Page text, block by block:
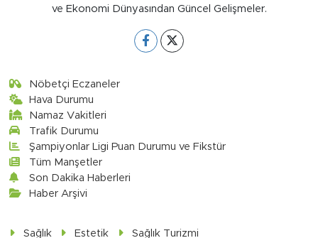
ve Ekonomi Dünyasından Güncel Gelişmeler.
Nöbetçi Eczaneler
Hava Durumu
Namaz Vakitleri
Trafik Durumu
Şampiyonlar Ligi Puan Durumu ve Fikstür
Tüm Manşetler
Son Dakika Haberleri
Haber Arşivi
Sağlık Estetik Sağlık Turizmi